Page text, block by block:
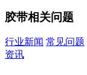
胶带相关问题
行业新闻 常见问题
资讯